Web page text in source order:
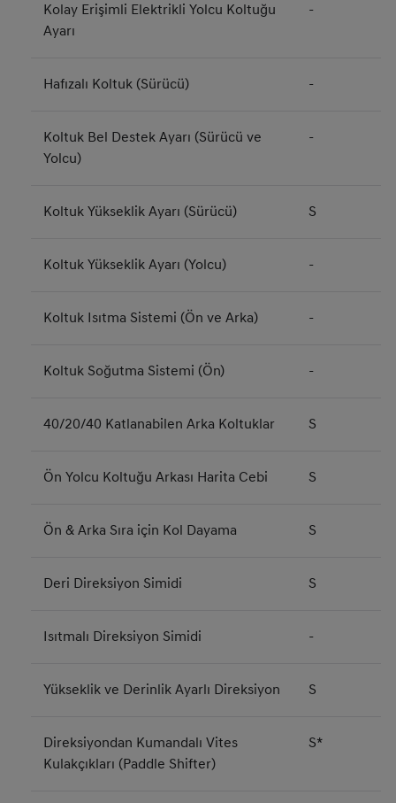
Kolay Erişimli Elektrikli Yolcu Koltuğu
Ayarı
-
Hafızalı Koltuk (Sürücü) -
Koltuk Bel Destek Ayarı (Sürücü ve
Yolcu)
-
Koltuk Yükseklik Ayarı (Sürücü) S
Koltuk Yükseklik Ayarı (Yolcu) -
Koltuk Isıtma Sistemi (Ön ve Arka) -
Koltuk Soğutma Sistemi (Ön) -
40/20/40 Katlanabilen Arka Koltuklar S
Ön Yolcu Koltuğu Arkası Harita Cebi S
Ön & Arka Sıra için Kol Dayama S
Deri Direksiyon Simidi S
Isıtmalı Direksiyon Simidi -
Yükseklik ve Derinlik Ayarlı Direksiyon S
Direksiyondan Kumandalı Vites
Kulakçıkları (Paddle Shifter)
S*